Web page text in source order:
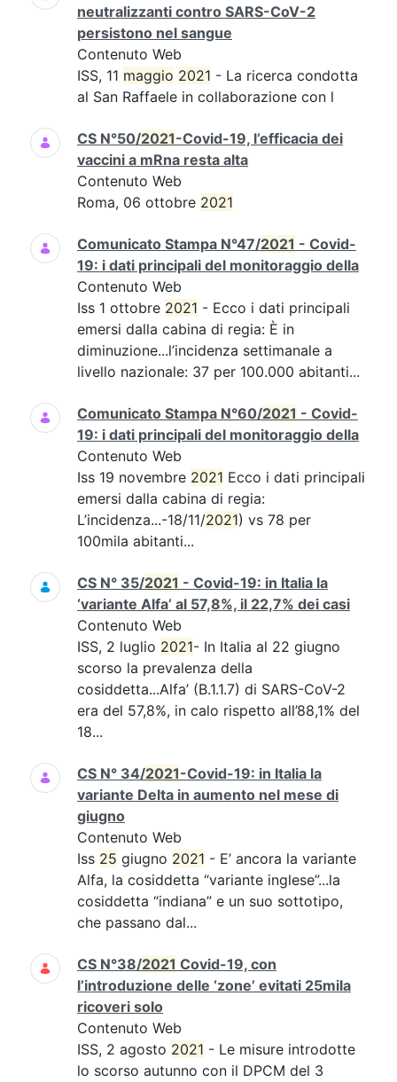
neutralizzanti contro SARS-CoV-2
persistono nel sangue
Contenuto Web
ISS, 11 maggio 2021 - La ricerca condotta
al San Raffaele in collaborazione con l
CS N°50/2021-Covid-19, l’efficacia dei
vaccini a mRna resta alta
Contenuto Web
Roma, 06 ottobre 2021
Comunicato Stampa N°47/2021 - Covid-
19: i dati principali del monitoraggio della
Contenuto Web
Iss 1 ottobre 2021 - Ecco i dati principali
emersi dalla cabina di regia: È in
diminuzione...l’incidenza settimanale a
livello nazionale: 37 per 100.000 abitanti...
Comunicato Stampa N°60/2021 - Covid-
19: i dati principali del monitoraggio della
Contenuto Web
Iss 19 novembre 2021 Ecco i dati principali
emersi dalla cabina di regia:
L’incidenza...-18/11/2021) vs 78 per
100mila abitanti...
CS N° 35/2021 - Covid-19: in Italia la
‘variante Alfa’ al 57,8%, il 22,7% dei casi
Contenuto Web
ISS, 2 luglio 2021- In Italia al 22 giugno
scorso la prevalenza della
cosiddetta...Alfa’ (B.1.1.7) di SARS-CoV-2
era del 57,8%, in calo rispetto all’88,1% del
18...
CS N° 34/2021-Covid-19: in Italia la
variante Delta in aumento nel mese di
giugno
Contenuto Web
Iss 25 giugno 2021 - E’ ancora la variante
Alfa, la cosiddetta “variante inglese”...la
cosiddetta “indiana” e un suo sottotipo,
che passano dal...
CS N°38/2021 Covid-19, con
l’introduzione delle ‘zone’ evitati 25mila
ricoveri solo
Contenuto Web
ISS, 2 agosto 2021 - Le misure introdotte
lo scorso autunno con il DPCM del 3